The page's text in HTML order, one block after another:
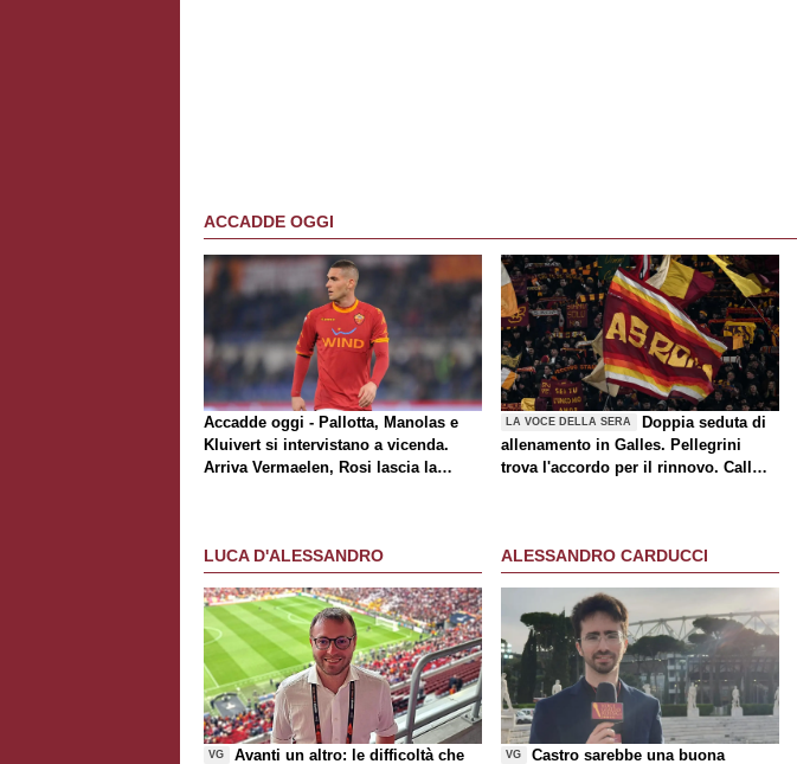
ACCADDE OGGI
Accadde oggi - Pallotta, Manolas e
Kluivert si intervistano a vicenda.
Arriva Vermaelen, Rosi lascia la
LA VOCE DELLA SERA
Doppia seduta di
allenamento in Galles. Pellegrini
trova l'accordo per il rinnovo. Call
LUCA D'ALESSANDRO
VG Avanti un altro: le difficoltà che
ALESSANDRO CARDUCCI
VG Castro sarebbe una buona